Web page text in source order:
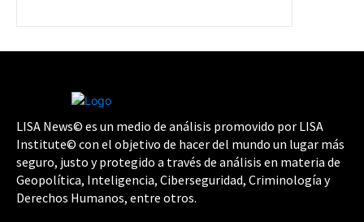
LISA News© es un medio de análisis promovido por LISA
Institute© con el objetivo de hacer del mundo un lugar más
seguro, justo y protegido a través de análisis en materia de
Geopolítica, Inteligencia, Ciberseguridad, Criminología y
Derechos Humanos, entre otros.